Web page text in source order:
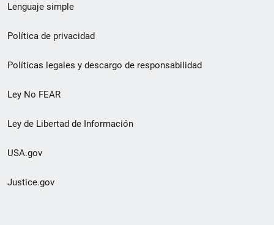
de
pie
de
página
Lenguaje simple
Política de privacidad
Políticas legales y descargo de responsabilidad
Ley No FEAR
Ley de Libertad de Información
USA.gov
Justice.gov